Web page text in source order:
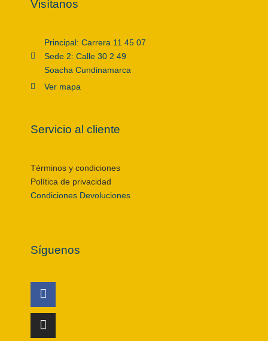
Visítanos
Principal: Carrera 11 45 07
Sede 2: Calle 30 2 49
Soacha Cundinamarca
Ver mapa
Servicio al cliente
Términos y condiciones
Política de privacidad
Condiciones Devoluciones
Síguenos